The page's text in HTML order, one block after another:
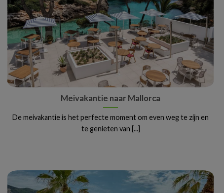
Meivakantie naar Mallorca
De meivakantie is het perfecte moment om even weg te zijn en
te genieten van [...]